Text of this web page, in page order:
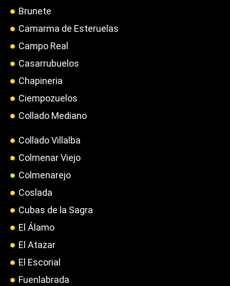
Brunete
Camarma de Esteruelas
Campo Real
Casarrubuelos
Chapineria
Ciempozuelos
Collado Mediano
Collado Villalba
Colmenar Viejo
Colmenarejo
Coslada
Cubas de la Sagra
El Álamo
El Atazar
El Escorial
Fuenlabrada